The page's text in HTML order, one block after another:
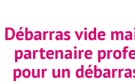
Débarras vide
partenaire
pour un